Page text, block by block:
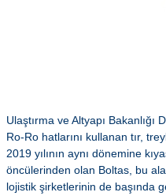
Ulaştırma ve Altyapı
Ro-Ro hatlarını kullanan tır,
2019 yılının aynı dönemine
öncülerinden olan Boltas, bu
lojistik şirketlerinin de başında